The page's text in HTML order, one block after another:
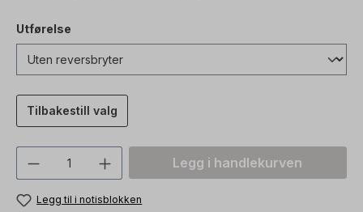
Utførelse
Tilbakestill valg
Produktmengde: Skriv inn ønsket
Legg i handlekurven
Legg til i notisblokken